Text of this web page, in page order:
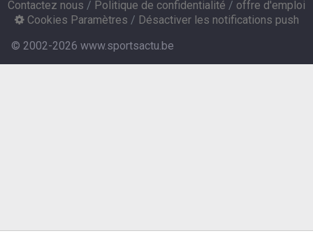
Contactez nous / Politique de confidentialité / offre d'emploi
Cookies Paramètres / Désactiver les notifications push
© 2002-2026 www.sportsactu.be